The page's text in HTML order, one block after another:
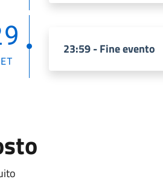
23:59 - Fine evento